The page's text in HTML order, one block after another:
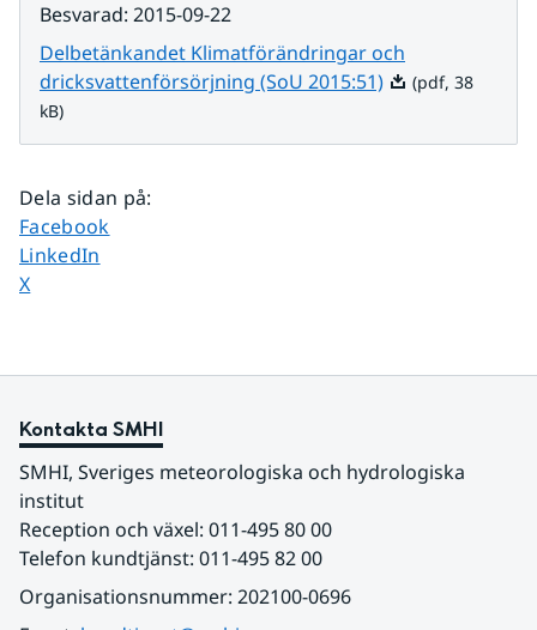
Besvarad: 2015-09-22
Delbetänkandet Klimatförändringar och
dricksvattenförsörjning (SoU 2015:51)Pdf, 38 kB.
(pdf, 38
kB)
Dela sidan på:
Dela sidan på
Facebook
Dela sidan på
LinkedIn
Dela sidan på
X
Kontakta SMHI
SMHI, Sveriges meteorologiska och hydrologiska
institut
Reception och växel: 011-495 80 00
Telefon kundtjänst: 011-495 82 00
Organisationsnummer: 202100-0696